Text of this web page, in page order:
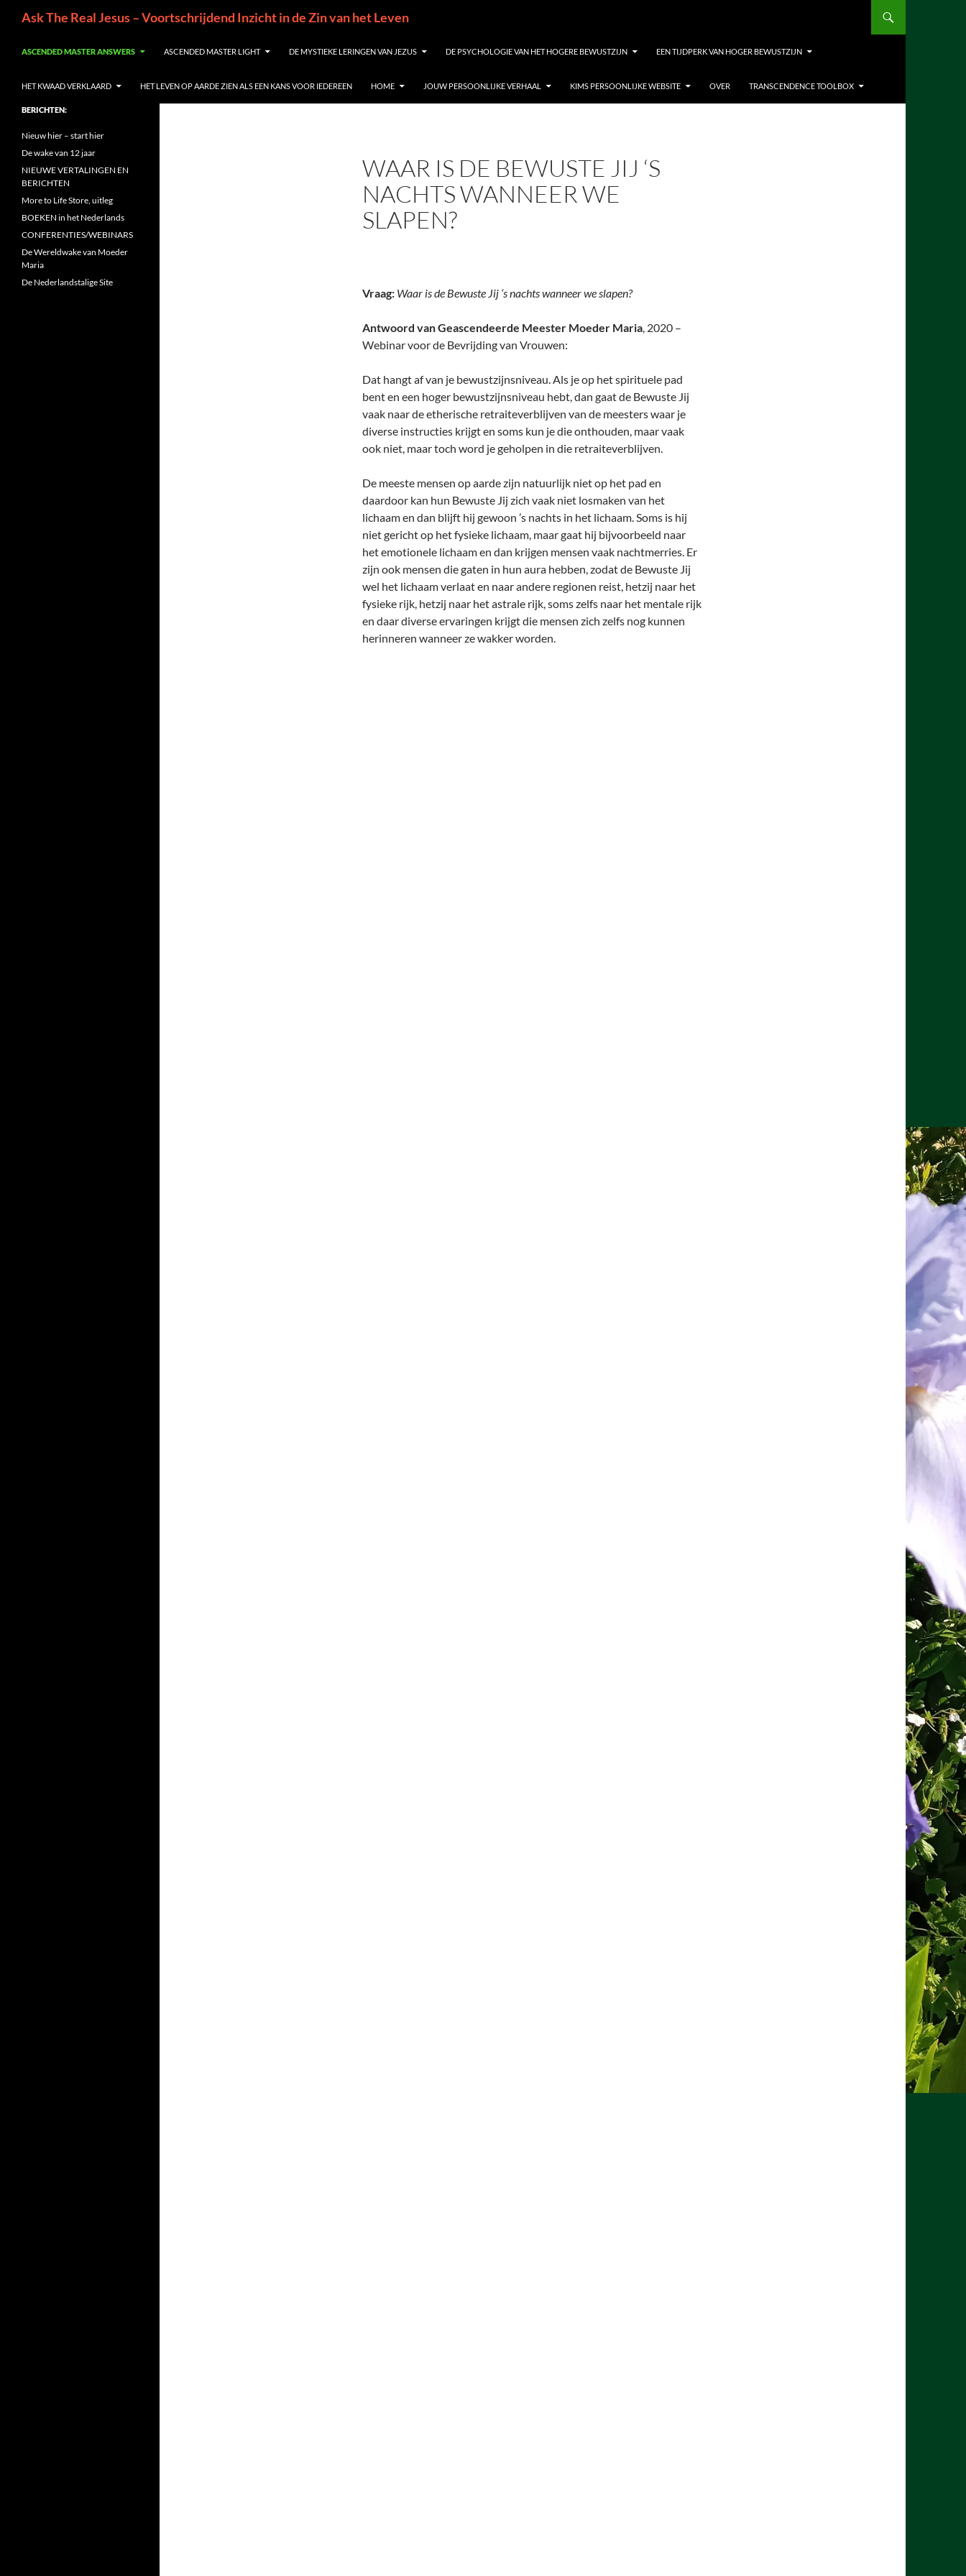
inhoud
Ask The Real Jesus – Voortschrijdend Inzicht in de Zin van het Leven
ASCENDED MASTER ANSWERS ASCENDED MASTER LIGHT DE MYSTIEKE LERINGEN VAN JEZUS DE PSYCHOLOGIE VAN HET HOGERE BEWUSTZIJN EEN TIJDPERK VAN HOGER BEWUSTZIJN
HET KWAAD VERKLAARD HET LEVEN OP AARDE ZIEN ALS EEN KANS VOOR IEDEREEN HOME JOUW PERSOONLIJKE VERHAAL KIMS PERSOONLIJKE WEBSITE OVER TRANSCENDENCE TOOLBOX
WAAR IS DE BEWUSTE JIJ ‘S
NACHTS WANNEER WE
SLAPEN?
Vraag: Waar is de Bewuste Jij ‘s nachts wanneer we slapen?
Antwoord van Geascendeerde Meester Moeder Maria, 2020 –
Webinar voor de Bevrijding van Vrouwen:
Dat hangt af van je bewustzijnsniveau. Als je op het spirituele pad
bent en een hoger bewustzijnsniveau hebt, dan gaat de Bewuste Jij
vaak naar de etherische retraiteverblijven van de meesters waar je
diverse instructies krijgt en soms kun je die onthouden, maar vaak
ook niet, maar toch word je geholpen in die retraiteverblijven.
De meeste mensen op aarde zijn natuurlijk niet op het pad en
daardoor kan hun Bewuste Jij zich vaak niet losmaken van het
lichaam en dan blijft hij gewoon ’s nachts in het lichaam. Soms is hij
niet gericht op het fysieke lichaam, maar gaat hij bijvoorbeeld naar
het emotionele lichaam en dan krijgen mensen vaak nachtmerries. Er
zijn ook mensen die gaten in hun aura hebben, zodat de Bewuste Jij
wel het lichaam verlaat en naar andere regionen reist, hetzij naar het
fysieke rijk, hetzij naar het astrale rijk, soms zelfs naar het mentale rijk
en daar diverse ervaringen krijgt die mensen zich zelfs nog kunnen
herinneren wanneer ze wakker worden.
BERICHTEN:
Nieuw hier – start hier
De wake van 12 jaar
NIEUWE VERTALINGEN EN
BERICHTEN
More to Life Store, uitleg
BOEKEN in het Nederlands
CONFERENTIES/WEBINARS
De Wereldwake van Moeder
Maria
De Nederlandstalige Site